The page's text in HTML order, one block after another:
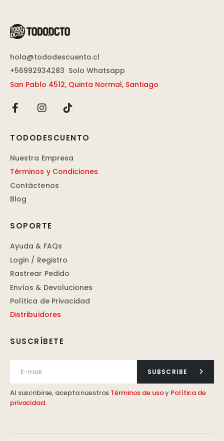
hola@tododescuento.cl
+56992934283 Solo Whatsapp
San Pablo 4512, Quinta Normal, Santiago
SUSCRÍBETE
SUBSCRIBE
Al suscribirse, acepta nuestros Términos de usoy Política de
privacidad.
TODODESCUENTO
Nuestra Empresa
Términos y Condiciones
Contáctenos
Blog
SOPORTE
Ayuda & FAQs
Login / Registro
Rastrear Pedido
Envíos & Devoluciones
Política de Privacidad
Distribuidores